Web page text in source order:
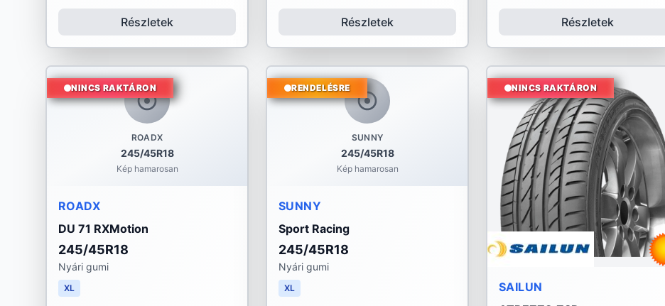
Részletek Részletek Részletek
ROADX
245/45R18
Kép hamarosan
NINCS RAKTÁRON
ROADX
DU 71 RXMotion
245/45R18
Nyári gumi
XL
SUNNY
245/45R18
Kép hamarosan
RENDELÉSRE
SUNNY
Sport Racing
245/45R18
Nyári gumi
XL
NINCS RAKTÁRON
SAILUN